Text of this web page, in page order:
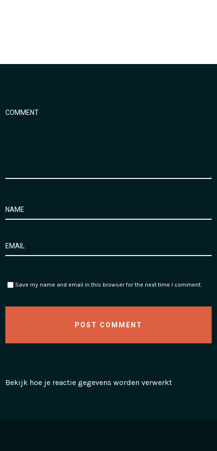
Save my name and email in this browser for the next time I comment.
Bekijk hoe je reactie gegevens worden verwerkt